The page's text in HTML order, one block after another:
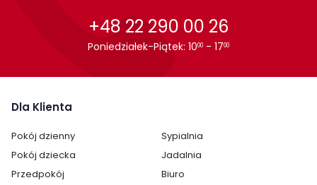
Cechy charakterystyczne
Szerokość: 144 cm
+48 22 290 00 26
Poniedziałek-Piątek: 1000 - 1700
Dla Klienta
Pokój dzienny
Sypialnia
Pokój dziecka
Jadalnia
Przedpokój
Biuro